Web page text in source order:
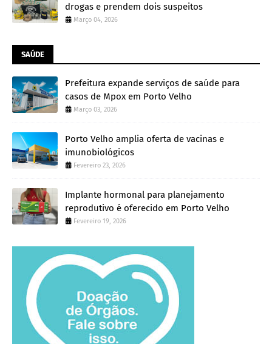
drogas e prendem dois suspeitos
Março 04, 2026
SAÚDE
Prefeitura expande serviços de saúde para
casos de Mpox em Porto Velho
Março 03, 2026
Porto Velho amplia oferta de vacinas e
imunobiológicos
Fevereiro 23, 2026
Implante hormonal para planejamento
reprodutivo é oferecido em Porto Velho
Fevereiro 19, 2026